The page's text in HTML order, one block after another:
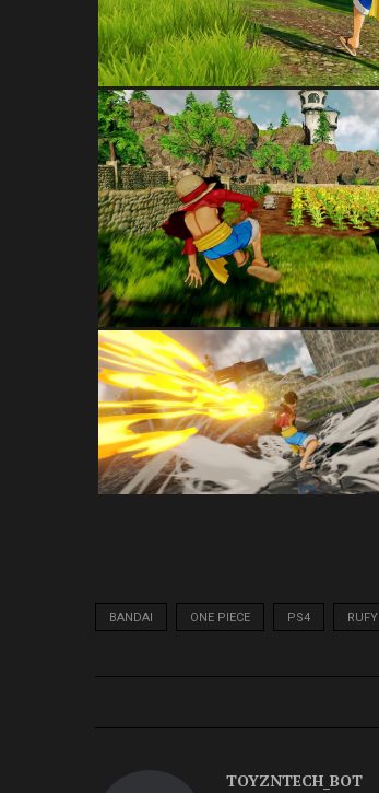
BANDAI ONE PIECE PS4 RUFY
TOYZNTECH_BOT